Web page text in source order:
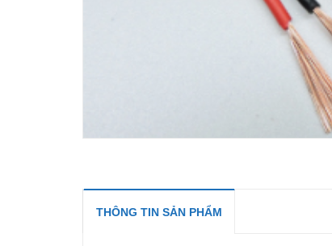
THÔNG TIN SẢN PHẨM